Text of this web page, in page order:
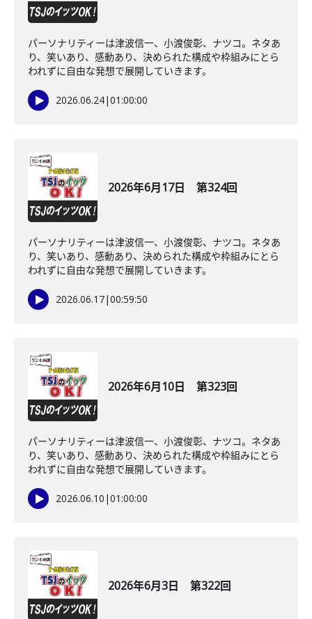
パーソナリティーは津波信一、小渡俊彰、ナツコ。ネタあ
り、笑いあり、感動あり、決められた構成や枠組みにとら
われずに自由な発想で展開していきます。
2026.06.24|01:00:00
2026年6月17日 第324回
パーソナリティーは津波信一、小渡俊彰、ナツコ。ネタあ
り、笑いあり、感動あり、決められた構成や枠組みにとら
われずに自由な発想で展開していきます。
2026.06.17|00:59:50
2026年6月10日 第323回
パーソナリティーは津波信一、小渡俊彰、ナツコ。ネタあ
り、笑いあり、感動あり、決められた構成や枠組みにとら
われずに自由な発想で展開していきます。
2026.06.10 |01:00:00
2026年6月3日 第322回